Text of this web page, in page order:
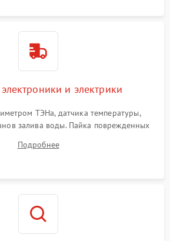
и электрики
ТЭНа, датчика температуры,
залива воды. Пайка поврежденных
целостности проводки и контактов.
Подробнее